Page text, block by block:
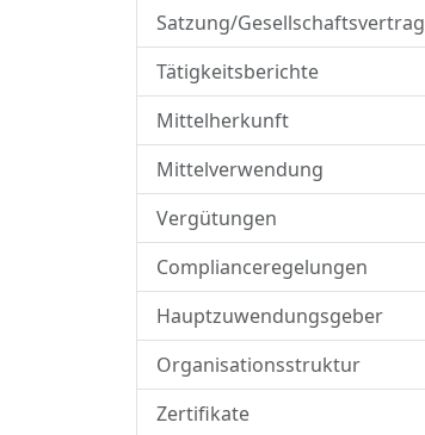
Satzung/Gesellschaftsvertrag
Tätigkeitsberichte
Mittelherkunft
Mittelverwendung
Vergütungen
Complianceregelungen
Hauptzuwendungsgeber
Organisationsstruktur
Zertifikate